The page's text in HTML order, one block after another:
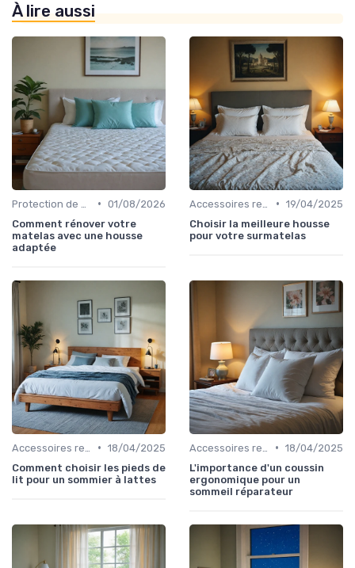
À lire aussi
• 01/08/2026
Comment rénover votre
matelas avec une housse
adaptée
• 19/04/2025
Choisir la meilleure housse
pour votre surmatelas
• 18/04/2025
Comment choisir les pieds de
lit pour un sommier à lattes
• 18/04/2025
L'importance d'un coussin
ergonomique pour un
sommeil réparateur